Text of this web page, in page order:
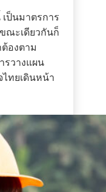
ป็นมาตรการ
ณะเดียวกันก็
องตาม
รวางแผน
ไทยเดินหน้า